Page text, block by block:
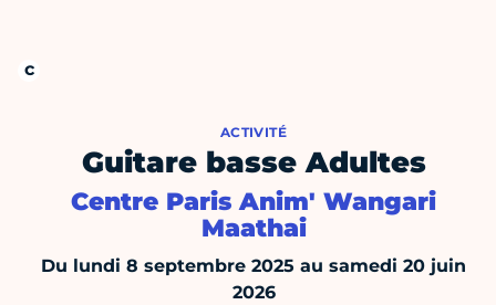
ACTIVITÉ
Guitare basse Adultes
Centre Paris Anim' Wangari
Maathai
Du lundi 8 septembre 2025 au samedi 20 juin
2026